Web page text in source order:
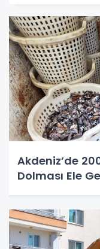
Akdeniz’de
Dolması Ele